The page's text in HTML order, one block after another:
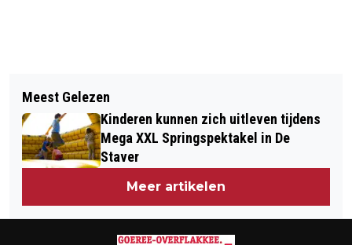
GOEDEMORGEN, HET IS VANDAAG
DONDERDAG 3 JULI
MEDISCH SIERAAD KAN VAN
LEVENSBELANG ZIJN
Meest Gelezen
Kinderen kunnen zich uitleven tijdens
Mega XXL Springspektakel in De
Staver
Meer artikelen